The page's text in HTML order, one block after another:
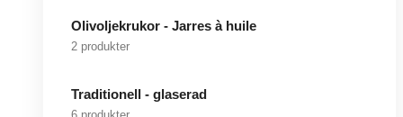
Olivoljekrukor - Jarres à huile
2 produkter
Traditionell - glaserad